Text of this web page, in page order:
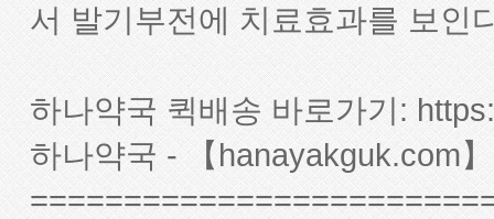
서 발기부전에 치료효과를 보인
하나약국 퀵배송 바로가기:
하나약국 - 【hanayakguk.com】